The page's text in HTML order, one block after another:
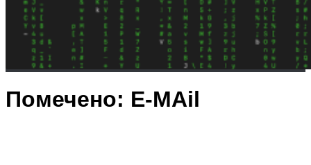
Помечено: E-MAil